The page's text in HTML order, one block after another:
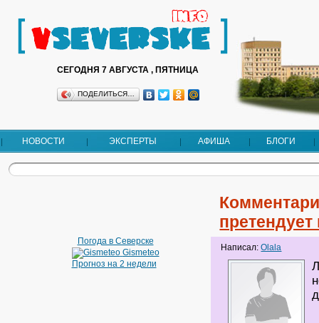
СЕГОДНЯ 7 АВГУСТА , ПЯТНИЦА
ПОДЕЛИТЬСЯ…
НОВОСТИ ЭКСПЕРТЫ АФИША БЛОГИ
Погода в Северске
Gismeteo
Прогноз на 2 недели
претендует
Написал:Olala